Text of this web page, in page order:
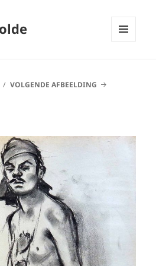
VOLGENDE AFBEELDING